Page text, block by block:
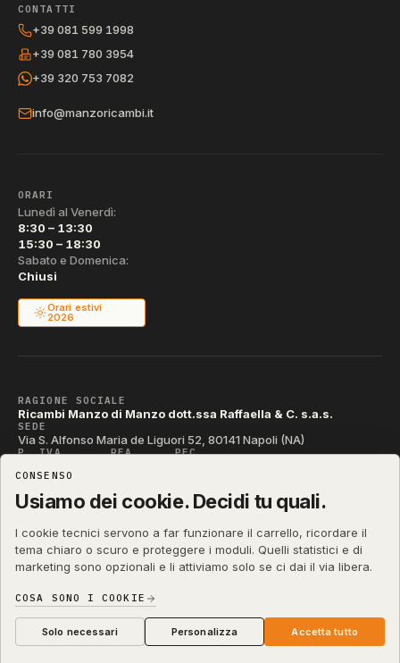
CONTATTI
+39 081 599 1998
+39 081 780 3954
+39 320 753 7082
info@manzoricambi.it
ORARI
Lunedì al Venerdì:
8:30 – 13:30
15:30 – 18:30
Sabato e Domenica:
Chiusi
Orari estivi
2026
RAGIONE SOCIALE
Ricambi Manzo di Manzo dott.ssa Raffaella & C. s.a.s.
SEDE
Via S. Alfonso Maria de Liguori 52, 80141 Napoli (NA)
P. IVA REA PEC
CODICE SDI
T04ZHR3
shop.manzoricambi.it
Stefano Russo
Privacy & Cookie·Termini
Preferenze cookie
CONSENSO
Usiamo dei cookie. Decidi tu quali.
I cookie tecnici servono a far funzionare il carrello, ricordare il
tema chiaro o scuro e proteggere i moduli. Quelli statistici e di
marketing sono opzionali e li attiviamo solo se ci dai il via libera.
COSA SONO I COOKIE
Solo necessari Personalizza Accetta tutto